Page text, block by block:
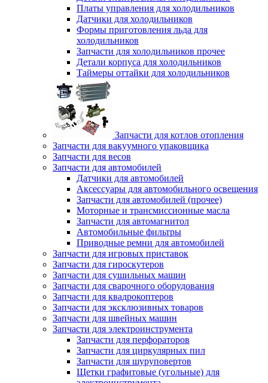
Платы управления для холодильников
Датчики для холодильников
Формы приготовления льда для
холодильников
Запчасти для холодильников прочее
Детали корпуса для холодильников
Таймеры оттайки для холодильников
Запчасти для котлов отопления
Запчасти для вакуумного упаковщика
Запчасти для весов
Запчасти для автомобилей
Датчики для автомобилей
Аксессуары для автомобильного освещения
Запчасти для автомобилей (прочее)
Моторные и трансмиссионные масла
Запчасти для автомагнитол
Автомобильные фильтры
Приводные ремни для автомобилей
Запчасти для игровых приставок
Запчасти для гироскутеров
Запчасти для сушильных машин
Запчасти для сварочного оборудования
Запчасти для квадрокоптеров
Запчасти для эксклюзивных товаров
Запчасти для швейных машин
Запчасти для электроинструмента
Запчасти для перфораторов
Запчасти для циркулярных пил
Запчасти для шуруповертов
Щетки графитовые (угольные) для